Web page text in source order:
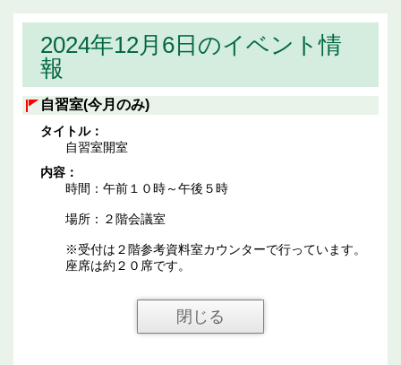
2024年12月6日のイベント情
報
自習室(今月のみ)
タイトル：
自習室開室
内容：
時間：午前１０時～午後５時
場所：２階会議室
※受付は２階参考資料室カウンターで行っています。
座席は約２０席です。